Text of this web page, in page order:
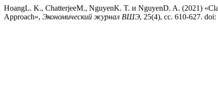
HoangL. K., ChatterjeeM., NguyenK. T. и NguyenD. A. (2021)
Approach», Экономический журнал ВШЭ, 25(4), сс. 610-627.